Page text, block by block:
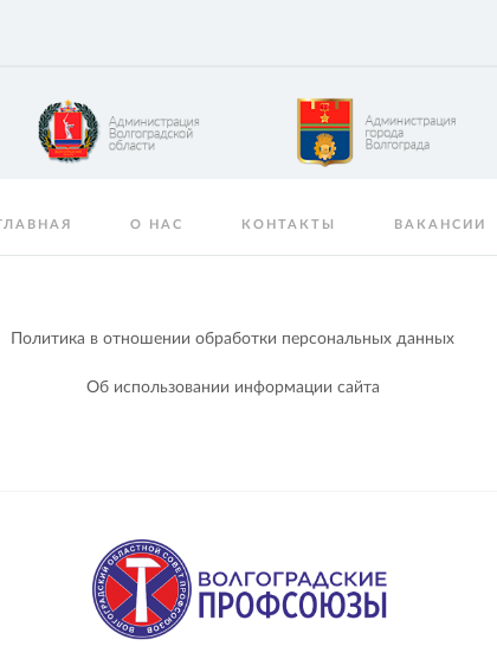
ГЛАВНАЯ О НАС КОНТАКТЫ ВАКАНСИИ
Политика в отношении обработки персональных данных
Об использовании информации сайта